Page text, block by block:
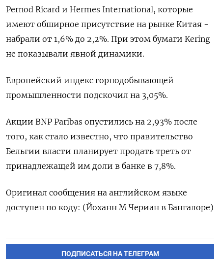
Pernod Ricard и Hermes International, которые
имеют обширное присутствие на рынке Китая -
набрали от 1,6% до 2,2%. При этом бумаги Kering
не показывали явной динамики.
Европейский индекс горнодобывающей
промышленности подскочил на 3,05%.
Акции BNP Paribas опустились на 2,93% после
того, как стало известно, что правительство
Бельгии власти планирует продать треть от
принадлежащей им доли в банке в 7,8%.
Оригинал сообщения на английском языке
доступен по коду: (Йоханн М Чериан в Бангалоре)
ПОДПИСАТЬСЯ НА ТЕЛЕГРАМ